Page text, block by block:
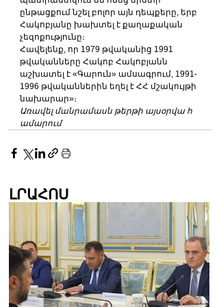
ընթացքում նշել բոլոր այն դեպքերը, երբ
Հակոբյանը խախտել է քաղաքական
չեզոքությունը։
Հավելենք, որ 1979 թվականից 1991
թվականները Հակոբ Հակոբյանն
աշխատել է «Գարուն» ամսագրում, 1991-
1996 թվականներին եղել է ՀՀ մշակույթի
նախարար»։
Առավել մանրամասն թերթի այսօրվա հ
ամարում
ԼՐԱՀՈՍ